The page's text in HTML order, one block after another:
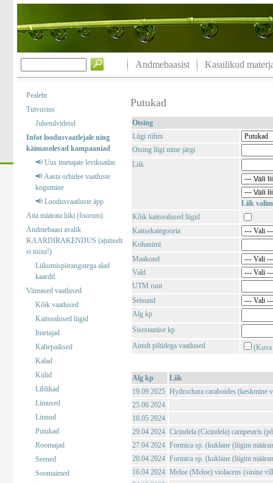
Andmebaasist Kasulikud
Pealeht
Tutvustus
Juhendvideod
Infot loodusvaatlejale ning
käimasolevad kampaaniad
📢 Uus imetajate levikuatlas
📢 Aasta orhidee vaatluste
kogumine
📢 Loodusvaatluste äpp
Aita määrata liiki (foorum)
Andmebaasi avalik
KAARDIRAKENDUS (ajutiselt
ei tööta!)
Liikumispiirangutega alad
kaardil
Viimased vaatlused
Kõik vaatlused
Kaitsealused liigid
Imetajad
Kahepaiksed
Kalad
Kiilid
Liblikad
Limused
Linnud
Putukad
Roomajad
Seened
Soontaimed
Putukad
Otsing
Liigi rühm
Otsing liigi nime järgi
Liik
Liik
Kõik kaitsealused liigid
Kaitsekategooria
Kohanimi
Maakond
Vald
UTM ruut
Seisund
Alg kp
Sisestamise kp
Ainult piltidega vaatlused
(Kuva
Alg kp
Liik
19.09 2025 Hydrochara caraboides (keskmine
25.06 2024
18.05 2024
29.04 2024 Cicindela (Cicindela) campestris
27.04 2024 Formica sp. (kuklane (liigini
20.04 2024 Formica sp. (kuklane (liigini
16.04 2024 Meloe (Meloe) violaceus (sinine